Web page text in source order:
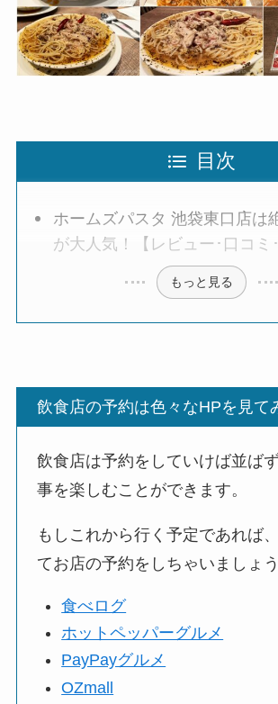
目次
ホームズパスタ 池袋東口店は
が大人気！【レビュー･口コミ･
もっと見る
飲食店の予約は色々なHPを見て
飲食店は予約をしていけば並ば
事を楽しむことができます。
もしこれから行く予定であれば
てお店の予約をしちゃいましょう
食べログ
ホットペッパーグルメ
PayPayグルメ
OZmall